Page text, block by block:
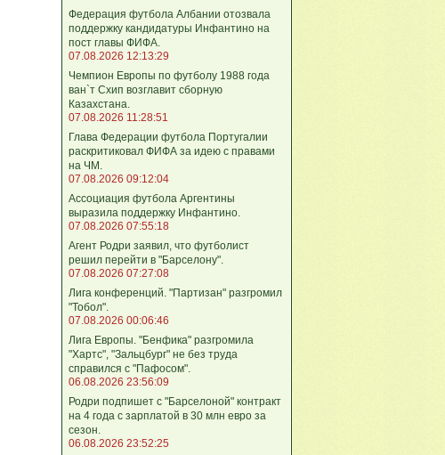
Федерация футбола Албании отозвала
поддержку кандидатуры Инфантино на
пост главы ФИФА.
07.08.2026 12:13:29
Чемпион Европы по футболу 1988 года
ван`т Схип возглавит сборную
Казахстана.
07.08.2026 11:28:51
Глава Федерации футбола Португалии
раскритиковал ФИФА за идею с правами
на ЧМ.
07.08.2026 09:12:04
Ассоциация футбола Аргентины
выразила поддержку Инфантино.
07.08.2026 07:55:18
Агент Родри заявил, что футболист
решил перейти в "Барселону".
07.08.2026 07:27:08
Лига кoнференций. "Партизан" разгромил
"Тобол".
07.08.2026 00:06:46
Лига Европы. "Бенфика" разгромила
"Хартс", "Зальцбург" не без труда
справился с "Пафосом".
06.08.2026 23:56:09
Родри подпишет с "Барселоной" контракт
на 4 года с зарплатой в 30 млн евро за
сезон.
06.08.2026 23:52:25